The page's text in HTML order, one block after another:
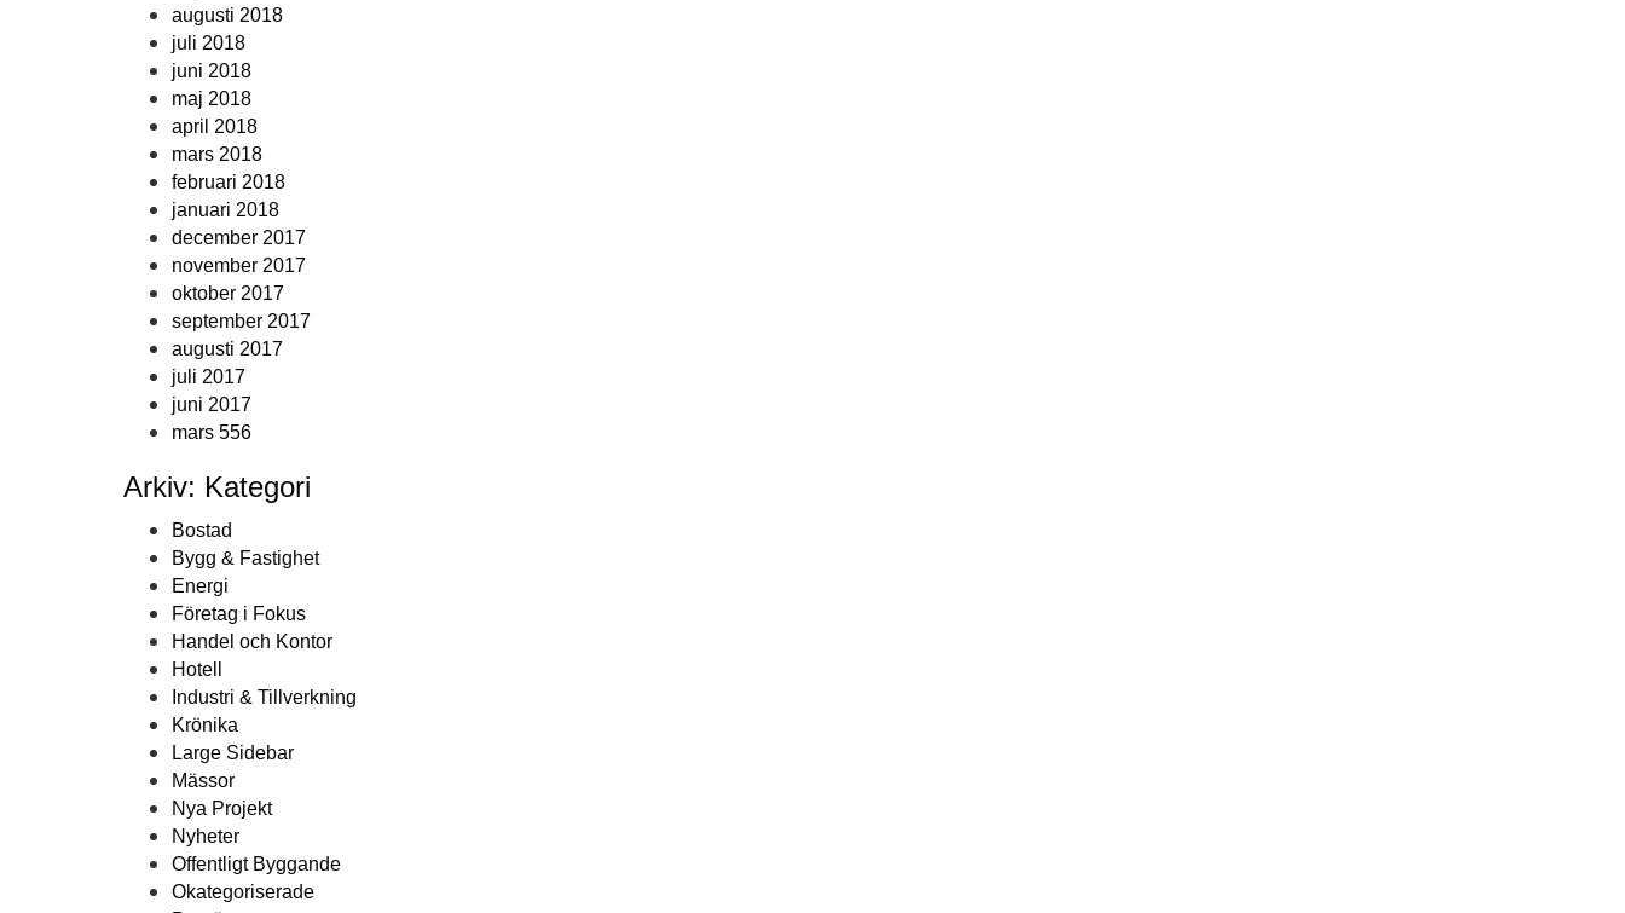
augusti 2018
juli 2018
juni 2018
maj 2018
april 2018
mars 2018
februari 2018
januari 2018
december 2017
november 2017
oktober 2017
september 2017
augusti 2017
juli 2017
juni 2017
mars 556
Arkiv: Kategori
Bostad
Bygg & Fastighet
Energi
Företag i Fokus
Handel och Kontor
Hotell
Industri & Tillverkning
Krönika
Large Sidebar
Mässor
Nya Projekt
Nyheter
Offentligt Byggande
Okategoriserade